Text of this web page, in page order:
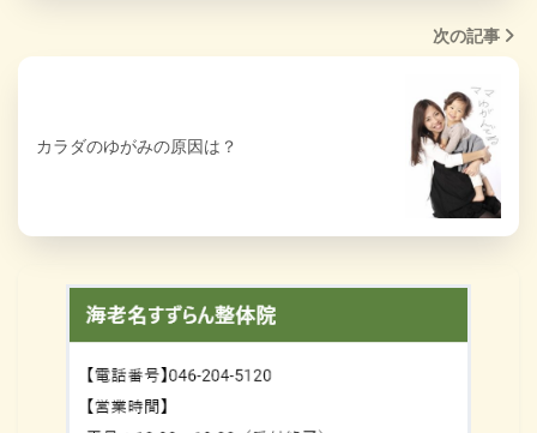
次の記事
カラダのゆがみの原因は？